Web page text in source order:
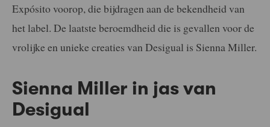
Expósito voorop, die bijdragen aan de bekendheid van
het label. De laatste beroemdheid die is gevallen voor de
vrolijke en unieke creaties van Desigual is Sienna Miller.
Sienna Miller in jas van
Desigual